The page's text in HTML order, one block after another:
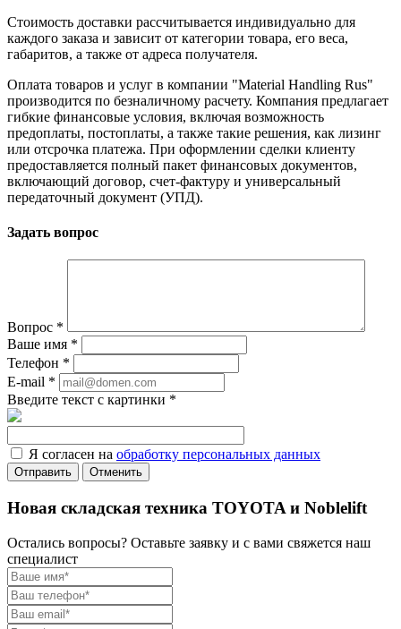
Стоимость доставки рассчитывается индивидуально для
каждого заказа и зависит от категории товара, его веса,
габаритов, а также от адреса получателя.
Оплата товаров и услуг в компании "Material Handling Rus"
производится по безналичному расчету. Компания предлагает
гибкие финансовые условия, включая возможность
предоплаты, постоплаты, а также такие решения, как лизинг
или отсрочка платежа. При оформлении сделки клиенту
предоставляется полный пакет финансовых документов,
включающий договор, счет-фактуру и универсальный
передаточный документ (УПД).
Задать вопрос
Вопрос *
Ваше имя *
Телефон *
E-mail *
Введите текст с картинки *
Я согласен на обработку персональных данных
Отменить
Новая складская техника TOYOTA и Noblelift
Остались вопросы? Оставьте заявку и с вами свяжется наш
специалист